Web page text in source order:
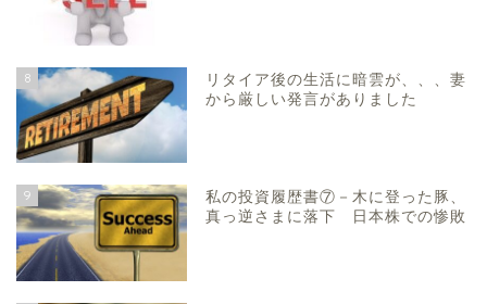
8
リタイア後の生活に暗雲が、、、妻
から厳しい発言がありました
9
私の投資履歴書⑦－木に登った豚、
真っ逆さまに落下 日本株での惨敗